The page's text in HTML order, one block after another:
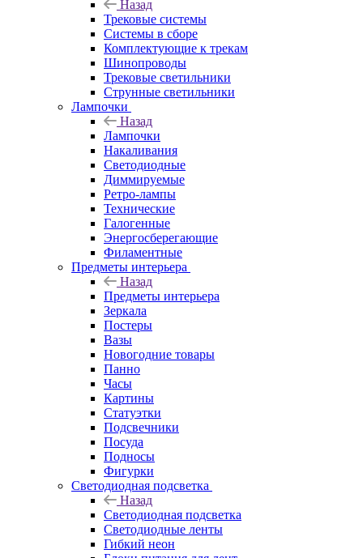
Назад
Трековые системы
Системы в сборе
Комплектующие к трекам
Шинопроводы
Трековые светильники
Струнные светильники
Лампочки
Назад
Лампочки
Накаливания
Светодиодные
Диммируемые
Ретро-лампы
Технические
Галогенные
Энергосберегающие
Филаментные
Предметы интерьера
Назад
Предметы интерьера
Зеркала
Постеры
Вазы
Новогодние товары
Панно
Часы
Картины
Статуэтки
Подсвечники
Посуда
Подносы
Фигурки
Светодиодная подсветка
Назад
Светодиодная подсветка
Светодиодные ленты
Гибкий неон